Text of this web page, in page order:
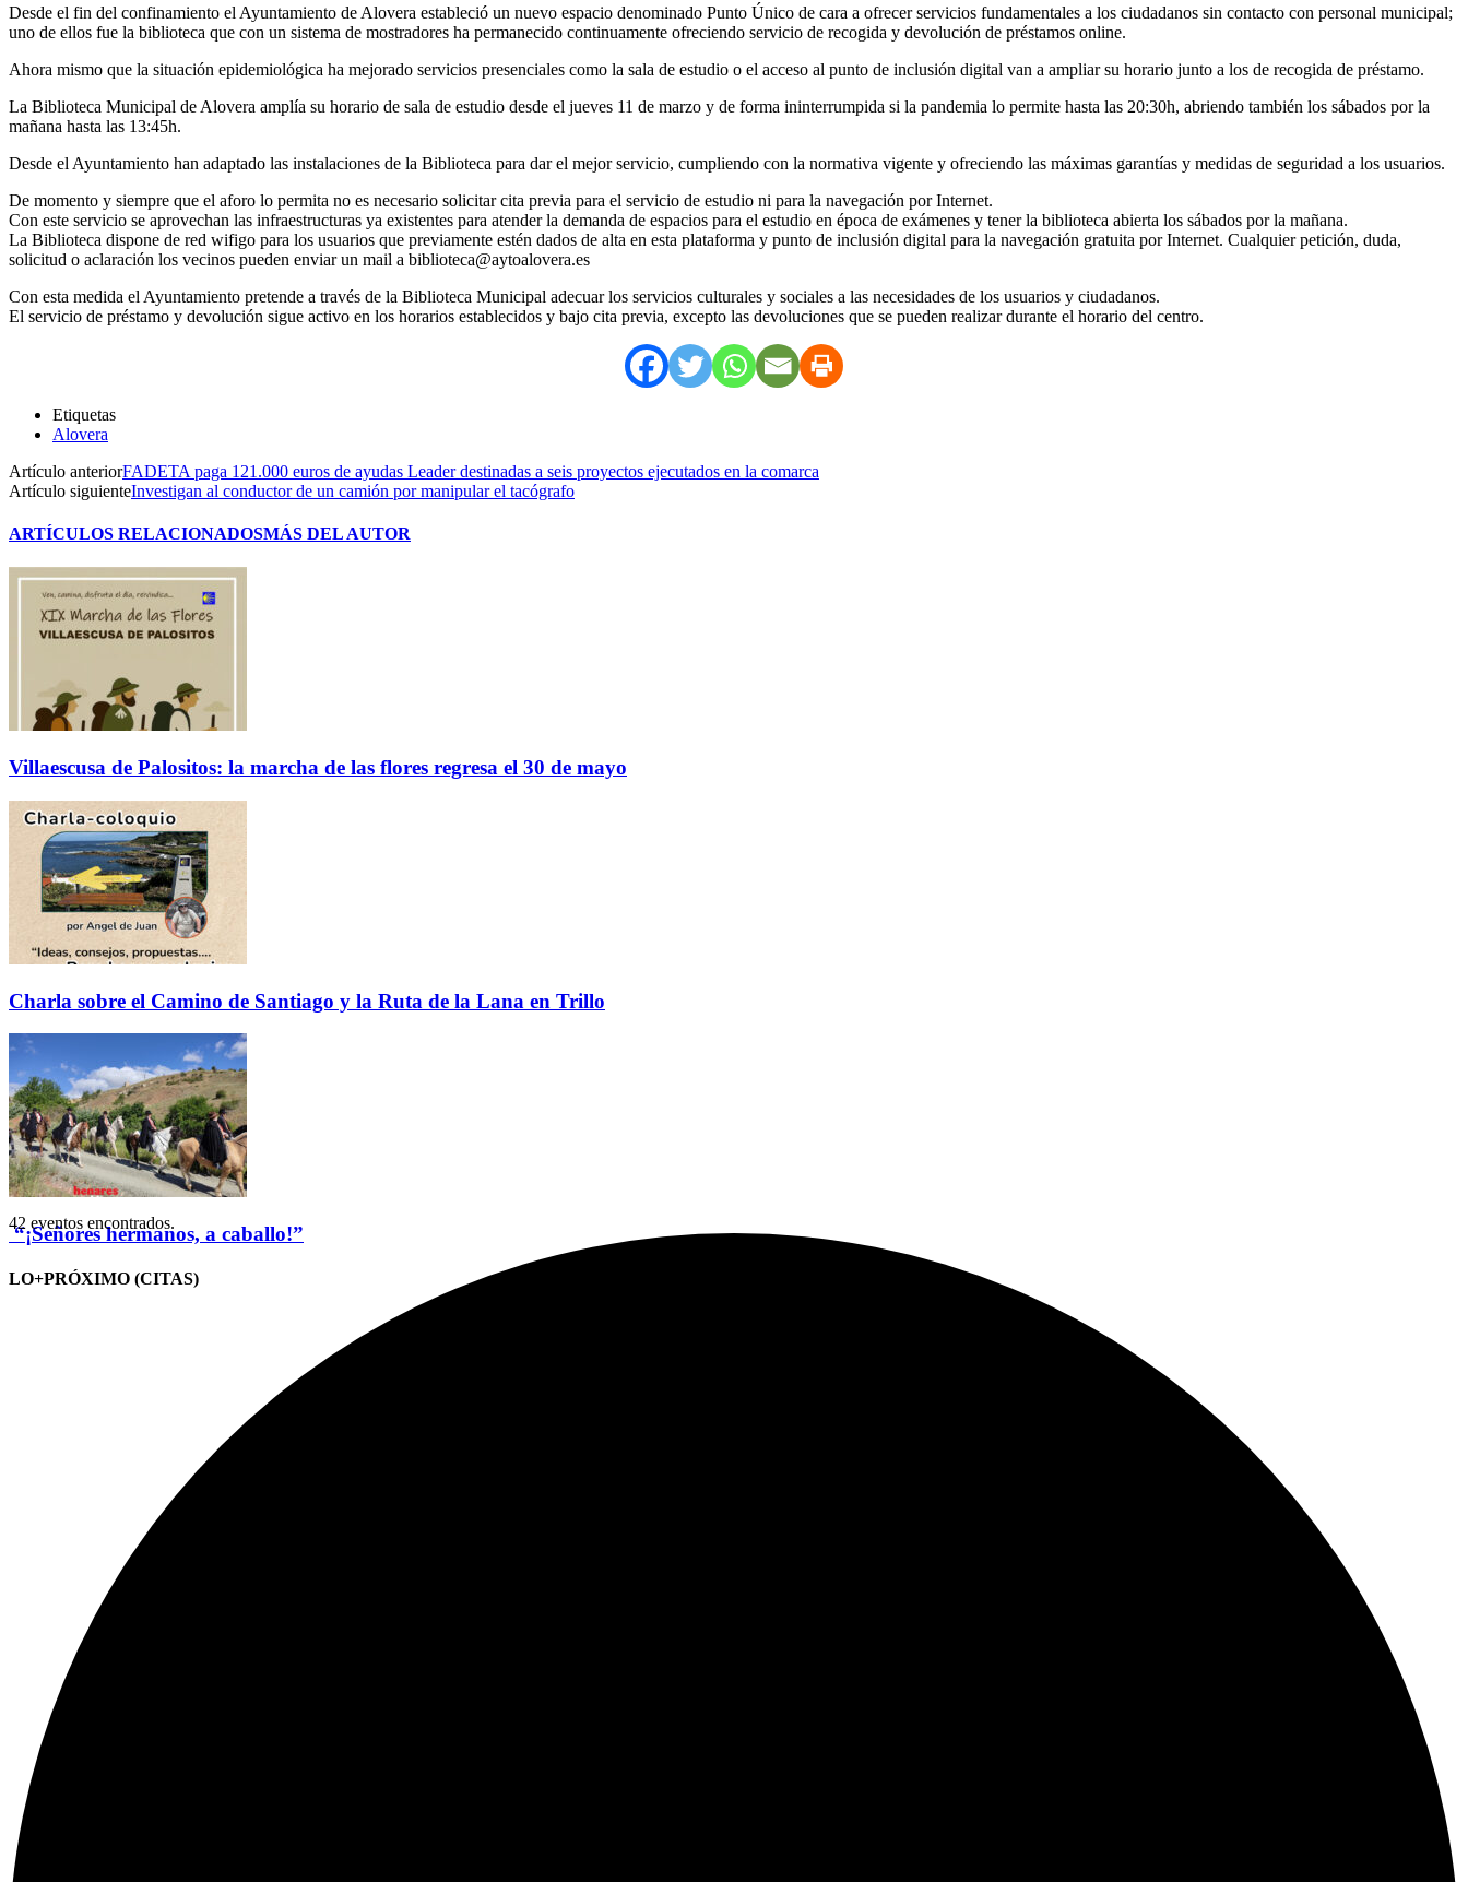
Desde el fin del confinamiento el Ayuntamiento de Alovera estableció un nuevo espacio denominado Punto Único de cara a ofrecer servicios fundamentales a los ciudadanos sin contacto con personal municipal;
uno de ellos fue la biblioteca que con un sistema de mostradores ha permanecido continuamente ofreciendo servicio de recogida y devolución de préstamos online.
Ahora mismo que la situación epidemiológica ha mejorado servicios presenciales como la sala de estudio o el acceso al punto de inclusión digital van a ampliar su horario junto a los de recogida de préstamo.
La Biblioteca Municipal de Alovera amplía su horario de sala de estudio desde el jueves 11 de marzo y de forma ininterrumpida si la pandemia lo permite hasta las 20:30h, abriendo también los sábados por la
mañana hasta las 13:45h.
Desde el Ayuntamiento han adaptado las instalaciones de la Biblioteca para dar el mejor servicio, cumpliendo con la normativa vigente y ofreciendo las máximas garantías y medidas de seguridad a los usuarios.
De momento y siempre que el aforo lo permita no es necesario solicitar cita previa para el servicio de estudio ni para la navegación por Internet.
Con este servicio se aprovechan las infraestructuras ya existentes para atender la demanda de espacios para el estudio en época de exámenes y tener la biblioteca abierta los sábados por la mañana.
La Biblioteca dispone de red wifigo para los usuarios que previamente estén dados de alta en esta plataforma y punto de inclusión digital para la navegación gratuita por Internet. Cualquier petición, duda,
solicitud o aclaración los vecinos pueden enviar un mail a biblioteca@aytoalovera.es
Con esta medida el Ayuntamiento pretende a través de la Biblioteca Municipal adecuar los servicios culturales y sociales a las necesidades de los usuarios y ciudadanos.
El servicio de préstamo y devolución sigue activo en los horarios establecidos y bajo cita previa, excepto las devoluciones que se pueden realizar durante el horario del centro.
Etiquetas
Alovera
Artículo anteriorFADETA paga 121.000 euros de ayudas Leader destinadas a seis proyectos ejecutados en la comarca
Artículo siguienteInvestigan al conductor de un camión por manipular el tacógrafo
ARTÍCULOS RELACIONADOSMÁS DEL AUTOR
Villaescusa de Palositos: la marcha de las flores regresa el 30 de mayo
Charla sobre el Camino de Santiago y la Ruta de la Lana en Trillo
“¡Señores hermanos, a caballo!”
LO+PRÓXIMO (CITAS)
42 eventos encontrados.